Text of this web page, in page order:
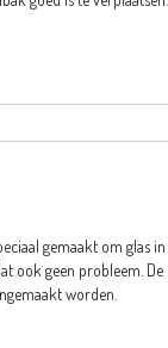
gemaakt om glas in
ook geen probleem. De
worden.